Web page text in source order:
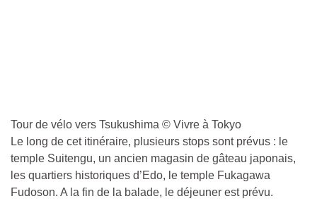
Tour de vélo vers Tsukushima © Vivre à Tokyo
Le long de cet itinéraire, plusieurs stops sont prévus : le
temple Suitengu, un ancien magasin de gâteau japonais,
les quartiers historiques d’Edo, le temple Fukagawa
Fudoson. A la fin de la balade, le déjeuner est prévu.